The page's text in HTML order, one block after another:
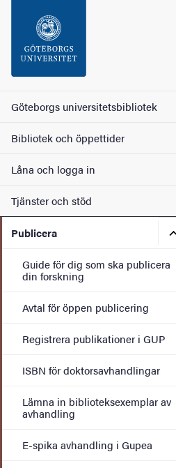
Sidfoten
Om webbplatsen
Huvudmeny
Göteborgs universitetsbibliotek
Bibliotek och öppettider
Låna och logga in
Tjänster och stöd
Publicera
Guide för dig som ska publicera
din forskning
Avtal för öppen publicering
Registrera publikationer i GUP
ISBN för doktorsavhandlingar
Lämna in biblioteksexemplar av
avhandling
E-spika avhandling i Gupea